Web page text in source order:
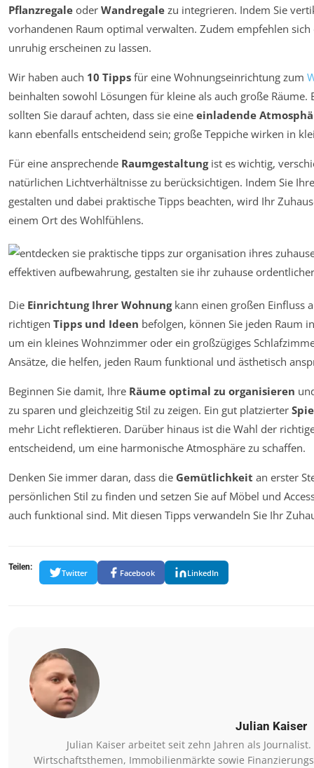
Pflanzregale oder Wandregale zu integrieren. Indem Sie
vorhandenen Raum optimal verwalten. Zudem empfehlen
unruhig erscheinen zu lassen.
Wir haben auch 10 Tipps für eine Wohnungseinrichtung zum
beinhalten sowohl Lösungen für kleine als auch große
sollten Sie darauf achten, dass sie eine einladende
kann ebenfalls entscheidend sein; große Teppiche wirken in
Für eine ansprechende Raumgestaltungist es wichtig,
natürlichen Lichtverhältnisse zu berücksichtigen. Indem Sie
gestalten und dabei praktische Tipps beachten, wird Ihr
einem Ort des Wohlfühlens.
Die Einrichtung Ihrer Wohnungkann einen großen Einfluss
richtigen Tipps und Ideen befolgen, können Sie jeden Raum
um ein kleines Wohnzimmer oder ein großzügiges
Ansätze, die helfen, jeden Raum funktional und ästhetisch
Beginnen Sie damit, Ihre Räume optimal zu organisieren
zu sparen und gleichzeitig Stil zu zeigen. Ein gut platzierter
mehr Licht reflektieren. Darüber hinaus ist die Wahl der
entscheidend, um eine harmonische Atmosphäre zu schaffen.
Denken Sie immer daran, dass die Gemütlichkeit an erster
persönlichen Stil zu finden und setzen Sie auf Möbel und
auch funktional sind. Mit diesen Tipps verwandeln Sie Ihr
Teilen:
Twitter Facebook LinkedIn
Julian Kaiser
Julian Kaiser arbeitet seit zehn Jahren als
Wirtschaftsthemen, Immobilienmärkte sowie